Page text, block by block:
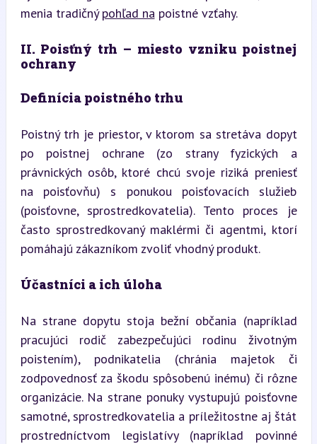
menia tradičný pohľad na poistné vzťahy.
II. Poisťný trh – miesto vzniku poistnej
ochrany
Definícia poistného trhu
Poistný trh je priestor, v ktorom sa stretáva dopyt
po poistnej ochrane (zo strany fyzických a
právnických osôb, ktoré chcú svoje riziká preniesť
na poisťovňu) s ponukou poisťovacích služieb
(poisťovne, sprostredkovatelia). Tento proces je
často sprostredkovaný maklérmi či agentmi, ktorí
pomáhajú zákazníkom zvoliť vhodný produkt.
Účastníci a ich úloha
Na strane dopytu stoja bežní občania (napríklad
pracujúci rodič zabezpečujúci rodinu životným
poistením), podnikatelia (chránia majetok či
zodpovednosť za škodu spôsobenú inému) či rôzne
organizácie. Na strane ponuky vystupujú poisťovne
samotné, sprostredkovatelia a príležitostne aj štát
prostredníctvom legislatívy (napríklad povinné